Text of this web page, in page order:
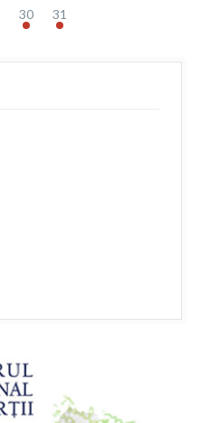
30 31